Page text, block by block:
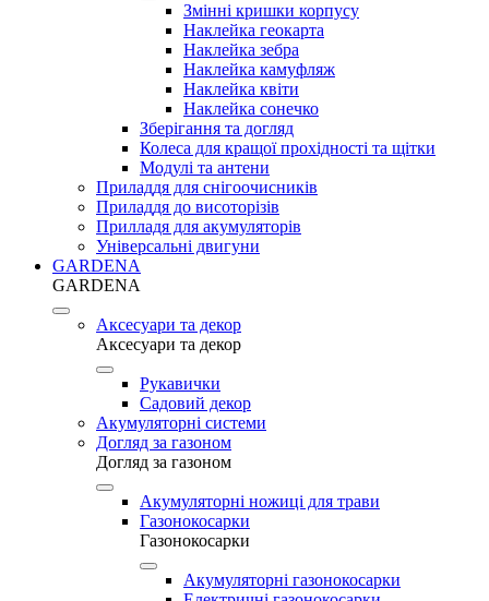
Змінні кришки корпусу
Наклейка геокарта
Наклейка зебра
Наклейка камуфляж
Наклейка квіти
Наклейка сонечко
Зберігання та догляд
Колеса для кращої прохідності та щітки
Модулі та антени
Приладдя для снігоочисників
Приладдя до висоторізів
Прилладя для акумуляторів
Універсальні двигуни
GARDENA
GARDENA
Аксесуари та декор
Аксесуари та декор
Рукавички
Садовий декор
Акумуляторні системи
Догляд за газоном
Догляд за газоном
Акумуляторні ножиці для трави
Газонокосарки
Газонокосарки
Акумуляторні газонокосарки